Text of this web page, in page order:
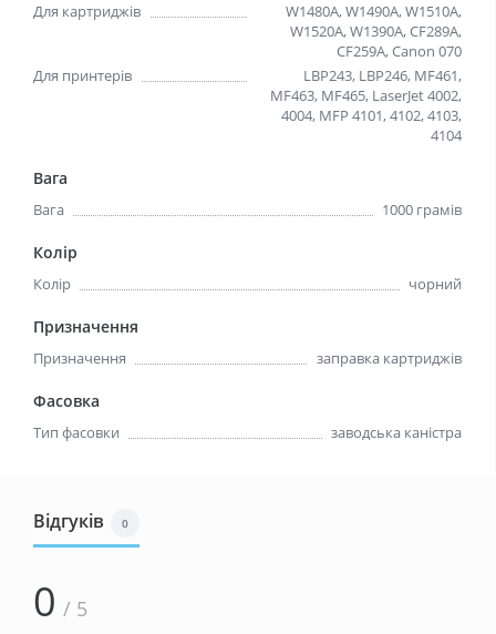
Для картриджів
W1480A, W1490A, W1510A,
W1520A, W1390A, CF289A,
CF259A, Canon 070
Для принтерів
LBP243, LBP246, MF461,
MF463, MF465, LaserJet 4002,
4004, MFP 4101, 4102, 4103,
4104
Вага
Вага 1000 грамiв
Колір
Колір чорний
Призначення
Призначення заправка картриджiв
Фасовка
Тип фасовки заводська канiстра
Відгуків 0
0 / 5